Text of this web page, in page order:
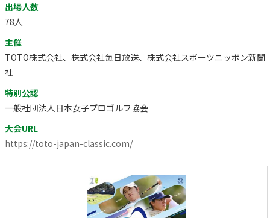
出場人数
78人
主催
TOTO株式会社、株式会社毎日放送、株式会社スポーツニッポン新聞
社
特別公認
一般社団法人日本女子プロゴルフ協会
大会URL
https://toto-japan-classic.com/